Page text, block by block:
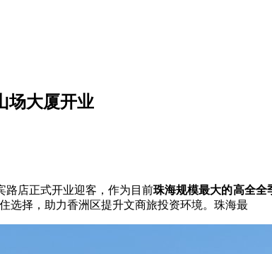
场大厦开业
路店正式开业迎客，作为目前珠海规模最大的高全全
选择，助力香洲区提升文商旅投资环境。珠海最